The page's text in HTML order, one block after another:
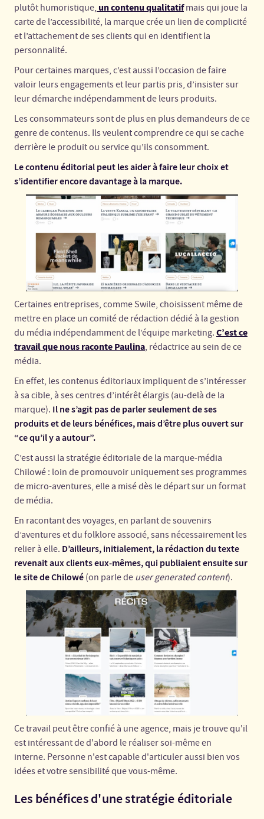
plutôt humoristique, un contenu qualitatifmais qui joue la
carte de l’accessibilité, la marque crée un lien de complicité
et l’attachement de ses clients qui en identifient la
personnalité.
Pour certaines marques, c’est aussi l’occasion de faire
valoir leurs engagements et leur partis pris, d’insister sur
leur démarche indépendamment de leurs produits.
Les consommateurs sont de plus en plus demandeurs de ce
genre de contenus. Ils veulent comprendre ce qui se cache
derrière le produit ou service qu’ils consomment.
Le contenu éditorial peut les aider à faire leur choix et
s’identifier encore davantage à la marque.
Certaines entreprises, comme Swile, choisissent même de
mettre en place un comité de rédaction dédié à la gestion
du média indépendamment de l’équipe marketing. C’est ce
travail que nous raconte Paulina, rédactrice au sein de ce
média.
En effet, les contenus éditoriaux impliquent de s’intéresser
à sa cible, à ses centres d’intérêt élargis (au-delà de la
marque). Il ne s’agit pas de parler seulement de ses
produits et de leurs bénéfices, mais d’être plus ouvert sur
“ce qu’il y a autour”.
C’est aussi la stratégie éditoriale de la marque-média
Chilowé : loin de promouvoir uniquement ses programmes
de micro-aventures, elle a misé dès le départ sur un format
de média.
En racontant des voyages, en parlant de souvenirs
d’aventures et du folklore associé, sans nécessairement les
relier à elle. D’ailleurs, initialement, la rédaction du texte
revenait aux clients eux-mêmes, qui publiaient ensuite sur
le site de Chilowé (on parle de user generated content).
Ce travail peut être confié à une agence, mais je trouve qu'il
est intéressant de d'abord le réaliser soi-même en
interne. Personne n'est capable d'articuler aussi bien vos
idées et votre sensibilité que vous-même.
Les bénéfices d'une stratégie éditoriale